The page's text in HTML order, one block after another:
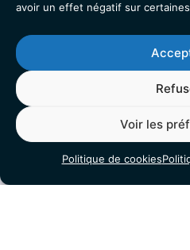
avoir un effet négatif sur
Voir les
Politique de cookies
Nous Contacter
Adresse : Clinique Ligne Bleue,